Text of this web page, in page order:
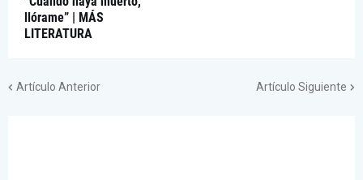
llórame” | MÁS
LITERATURA
Artículo Anterior Artículo Siguiente